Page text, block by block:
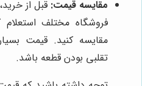
مقایسه قیمت: قبل از
فروشگاه مختلف
مقایسه کنید. قیمت
تقلبی بودن قطعه باشد.